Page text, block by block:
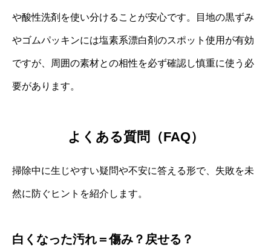
や酸性洗剤を使い分けることが安心です。目地の黒ずみ
やゴムパッキンには塩素系漂白剤のスポット使用が有効
ですが、周囲の素材との相性を必ず確認し慎重に使う必
要があります。
よくある質問（FAQ）
掃除中に生じやすい疑問や不安に答える形で、失敗を未
然に防ぐヒントを紹介します。
白くなった汚れ＝傷み？戻せる？